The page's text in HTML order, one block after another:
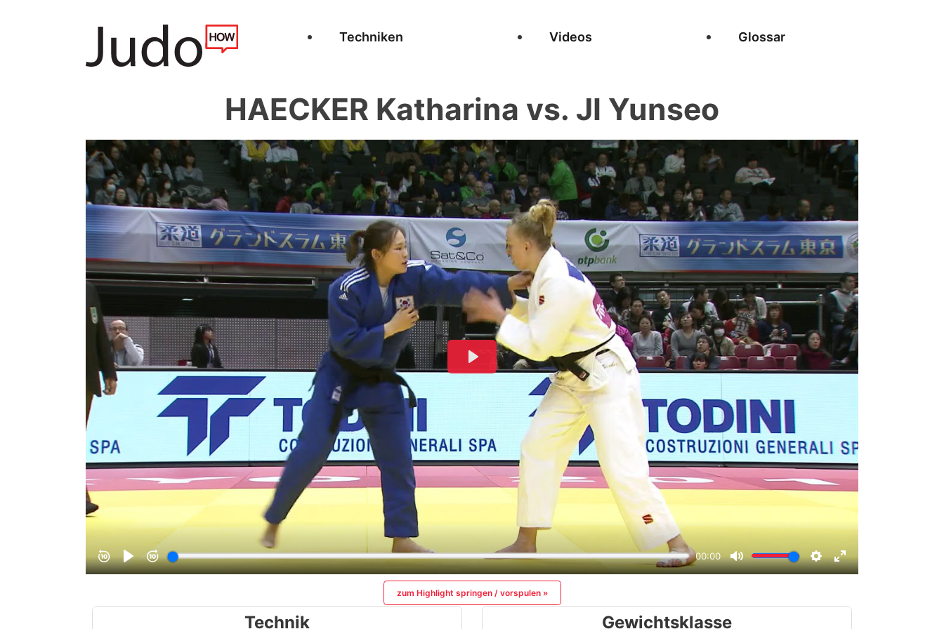
Techniken Videos Glossar
HAECKER Katharina vs. JI Yunseo
zum Highlight springen / vorspulen »
Technik Gewichtsklasse